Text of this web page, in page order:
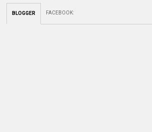
BLOGGER FACEBOOK: